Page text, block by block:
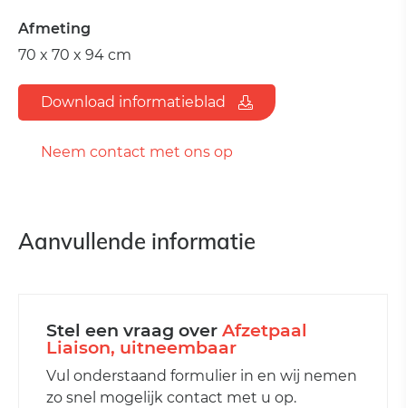
Afmeting
70 x 70 x 94 cm
Download informatieblad
Neem contact met ons op
Aanvullende informatie
Stel een vraag over Afzetpaal
Liaison, uitneembaar
Vul onderstaand formulier in en wij nemen
zo snel mogelijk contact met u op.